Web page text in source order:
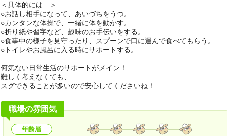
＜具体的には…＞
○お話し相手になって、あいづちをうつ。
○カンタンな体操で、一緒に体を動かす。
○折り紙や習字など、趣味のお手伝いをする。
○食事中の様子を見守ったり、スプーンで口に運んで食べてもらう。
○トイレやお風呂に入る時にサポートする。
何気ない日常生活のサポートがメイン！
難しく考えなくても、
スグできることが多いので安心してくださいね！
職場の雰囲気
年齢層